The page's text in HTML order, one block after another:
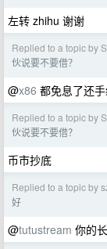
左转 zhihu 谢谢
Replied to a topic by
伙说要不要借？
@x86 都免息了还手
Replied to a topic by
伙说要不要借？
币市抄底
Replied to a topic by
好
@tutustream 你的